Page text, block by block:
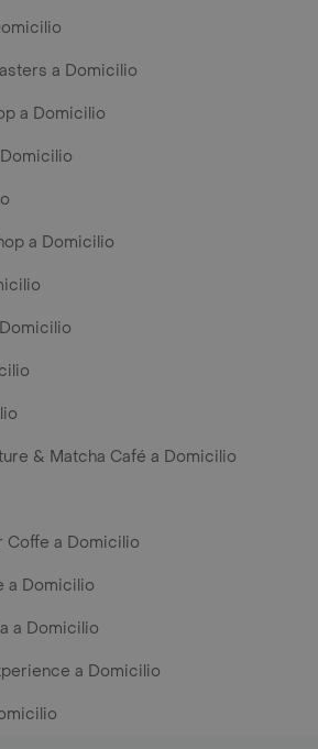
a Domicilio
a Domicilio
a Domicilio
& Matcha Café a Domicilio
Coffe a Domicilio
a Domicilio
a Domicilio
a Domicilio